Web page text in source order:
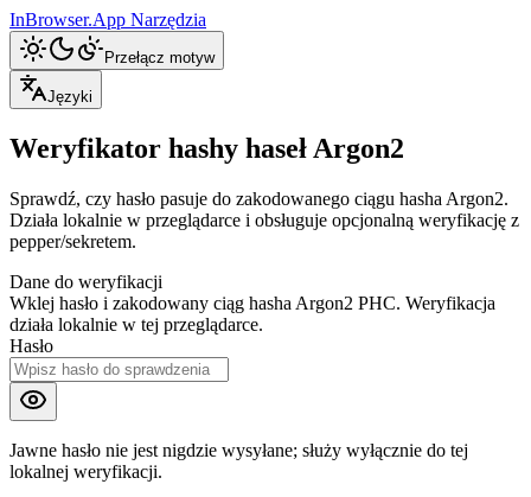
InBrowser.App Narzędzia
Przełącz motyw
Języki
Weryfikator hashy haseł Argon2
Sprawdź, czy hasło pasuje do zakodowanego ciągu hasha Argon2.
Działa lokalnie w przeglądarce i obsługuje opcjonalną weryfikację z
pepper/sekretem.
Dane do weryfikacji
Wklej hasło i zakodowany ciąg hasha Argon2 PHC. Weryfikacja
działa lokalnie w tej przeglądarce.
Hasło
Jawne hasło nie jest nigdzie wysyłane; służy wyłącznie do tej
lokalnej weryfikacji.